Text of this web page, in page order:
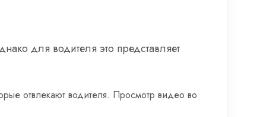
для водителя это представляет
отвлекают водителя. Просмотр видео во